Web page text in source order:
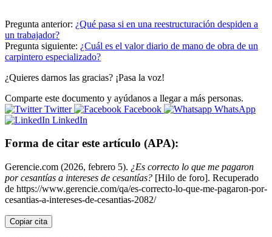
Pregunta anterior: ¿Qué pasa si en una reestructuración despiden a
un trabajador?
Pregunta siguiente: ¿Cuál es el valor diario de mano de obra de un
carpintero especializado?
¿Quieres darnos las gracias? ¡Pasa la voz!
Comparte este documento y ayúdanos a llegar a más personas.
Twitter
Facebook
WhatsApp
LinkedIn
Forma de citar este artículo (APA):
Gerencie.com (2026, febrero 5). ¿Es correcto lo que me pagaron
por cesantías a intereses de cesantías? [Hilo de foro]. Recuperado
de https://www.gerencie.com/qa/es-correcto-lo-que-me-pagaron-por-
cesantias-a-intereses-de-cesantias-2082/
Copiar cita